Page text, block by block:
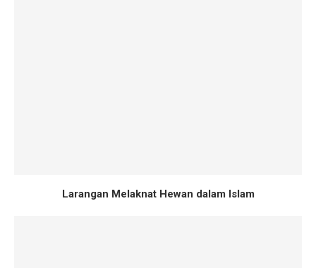
Larangan Melaknat Hewan dalam Islam